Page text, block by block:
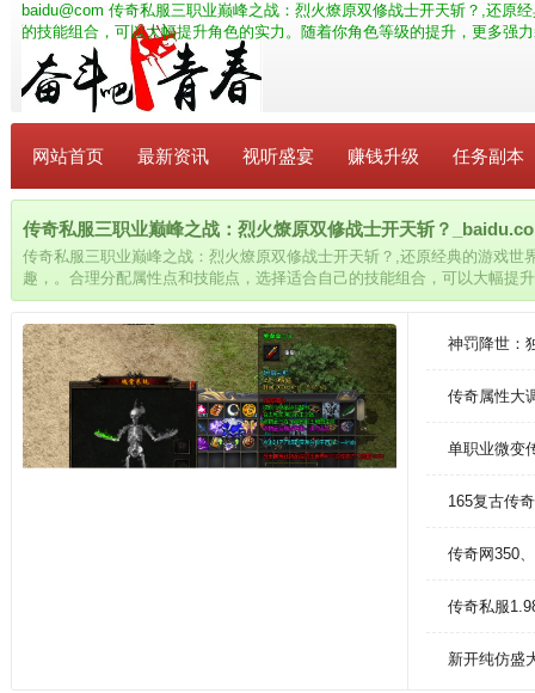
baidu@com 传奇私服三职业巅峰之战：烈火燎原双修战士开天斩？,还原
的技能组合，可以大幅提升角色的实力。随着你角色等级的提升，更多强
网站首页 最新资讯 视听盛宴 赚钱升级 任务副本
传奇私服三职业巅峰之战：烈火燎原双修战士开天斩？
传奇私服三职业巅峰之战：烈火燎原双修战士开天斩？,还原经典的游戏世
趣，。合理分配属性点和技能点，选择适合自己的技能组合，可以大幅提
升，更多强力装备等待解锁，使你变得更加强大。
神罚降世：
传奇属性大
单职业微变
165复古传
传奇网350
传奇私服
新开纯仿盛